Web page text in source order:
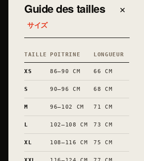
Guide des tailles
サイズ
×
TAILLE POITRINE LONGUEUR
XS 86–90 CM 66 CM
S 90–96 CM 68 CM
M 96–102 CM 71 CM
L 102–108 CM 73 CM
XL 108–116 CM 75 CM
和
Une garde-
robe sobre,
éditée en
très petites
SHOP
Sweats
Tote bags
Mugs
HOUSE
Atelier